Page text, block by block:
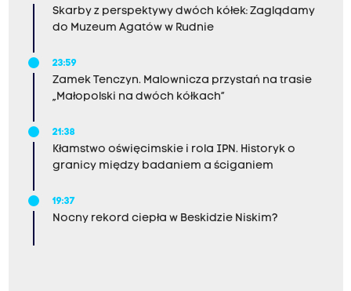
Skarby z perspektywy dwóch kółek: Zaglądamy
do Muzeum Agatów w Rudnie
23:59
Zamek Tenczyn. Malownicza przystań na trasie
„Małopolski na dwóch kółkach”
21:38
Kłamstwo oświęcimskie i rola IPN. Historyk o
granicy między badaniem a ściganiem
19:37
Nocny rekord ciepła w Beskidzie Niskim?